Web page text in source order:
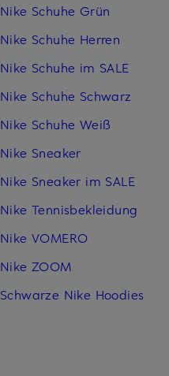
Nike Schuhe Grün
Nike Schuhe Herren
Nike Schuhe im SALE
Nike Schuhe Schwarz
Nike Schuhe Weiß
Nike Sneaker
Nike Sneaker im SALE
Nike Tennisbekleidung
Nike VOMERO
Nike ZOOM
Schwarze Nike Hoodies